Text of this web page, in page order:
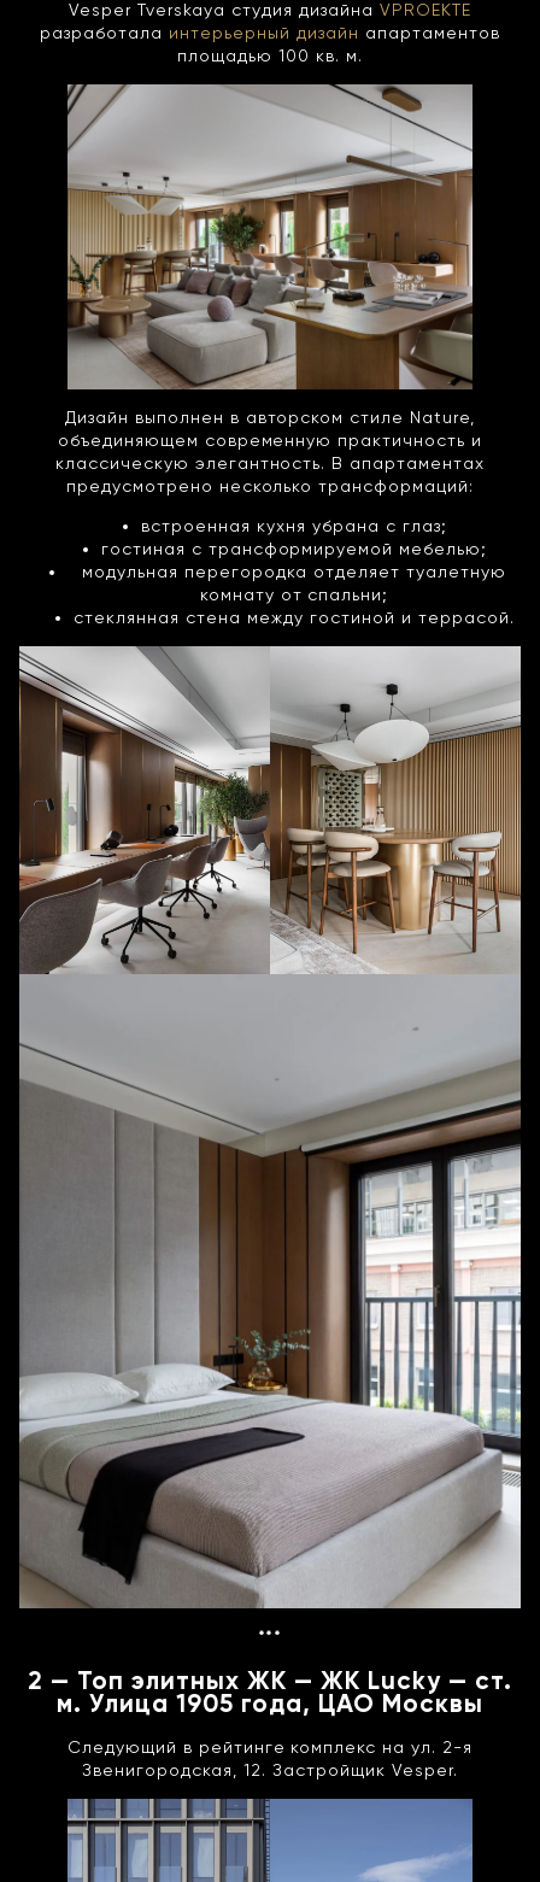
Vesper Tverskaya студия дизайна VPROEKTE
разработала интерьерный дизайн апартаментов
площадью 100 кв. м.
Дизайн выполнен в авторском стиле Nature,
объединяющем современную практичность и
классическую элегантность. В апартаментах
предусмотрено несколько трансформаций:
встроенная кухня убрана с глаз;
гостиная с трансформируемой мебелью;
модульная перегородка отделяет туалетную
комнату от спальни;
стеклянная стена между гостиной и террасой.
***
2 — Топ элитных ЖК — ЖК Lucky — ст.
м. Улица 1905 года, ЦАО Москвы
Следующий в рейтинге комплекс на ул. 2-я
Звенигородская, 12. Застройщик Vesper.